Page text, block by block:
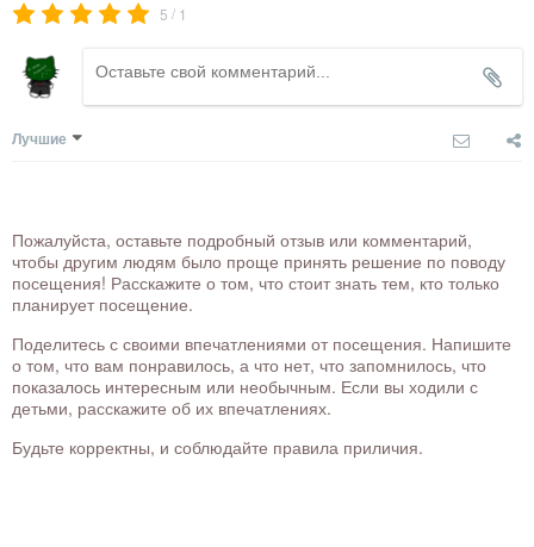
5 / 1
Лучшие
Пожалуйста, оставьте подробный отзыв или комментарий,
чтобы другим людям было проще принять решение по поводу
посещения! Расскажите о том, что стоит знать тем, кто только
планирует посещение.
Поделитесь с своими впечатлениями от посещения. Напишите
о том, что вам понравилось, а что нет, что запомнилось, что
показалось интересным или необычным. Если вы ходили с
детьми, расскажите об их впечатлениях.
Будьте корректны, и соблюдайте правила приличия.